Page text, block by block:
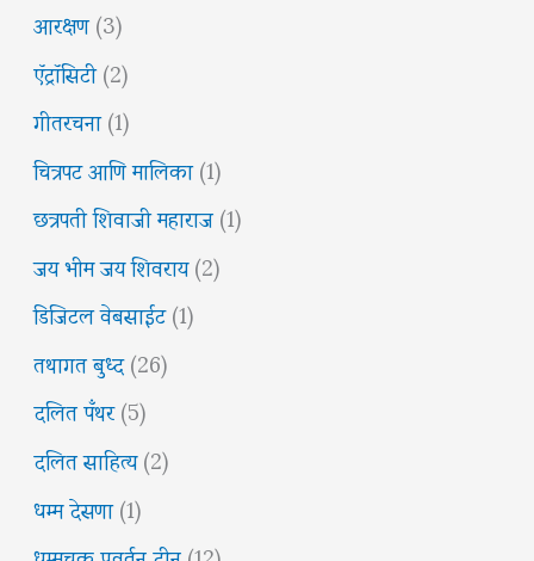
आरक्षण(3)
ऍट्रॉसिटी(2)
गीतरचना(1)
चित्रपट आणि मालिका(1)
छत्रपती शिवाजी महाराज(1)
जय भीम जय शिवराय(2)
डिजिटल वेबसाईट(1)
तथागत बुध्द(26)
दलित पँथर(5)
दलित साहित्य(2)
धम्म देसणा(1)